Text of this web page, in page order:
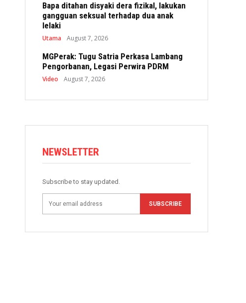
Bapa ditahan disyaki dera fizikal, lakukan
gangguan seksual terhadap dua anak
lelaki
Utama August 7, 2026
MGPerak: Tugu Satria Perkasa Lambang
Pengorbanan, Legasi Perwira PDRM
Video August 7, 2026
NEWSLETTER
Subscribe to stay updated.
SUBSCRIBE